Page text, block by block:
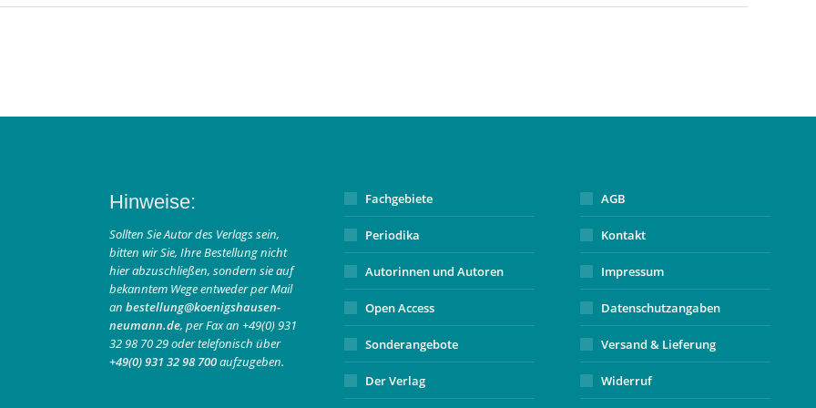
Hinweise:
Sollten Sie Autor des Verlags sein,
bitten wir Sie, Ihre Bestellung nicht
hier abzuschließen, sondern sie auf
bekanntem Wege entweder per Mail
an bestellung@koenigshausen-
neumann.de, per Fax an +49(0) 931
32 98 70 29 oder telefonisch über
+49(0) 931 32 98 700aufzugeben.
Fachgebiete
Periodika
Autorinnen und Autoren
Open Access
Sonderangebote
Der Verlag
AGB
Kontakt
Impressum
Datenschutzangaben
Versand & Lieferung
Widerruf